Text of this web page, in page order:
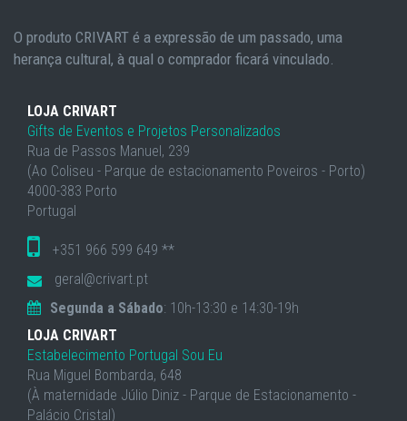
O produto CRIVART é a expressão de um passado, uma
herança cultural, à qual o comprador ficará vinculado.
LOJA CRIVART
Gifts de Eventos e Projetos Personalizados
Rua de Passos Manuel, 239
(Ao Coliseu - Parque de estacionamento Poveiros - Porto)
4000-383 Porto
Portugal
+351 966 599 649 **
geral@crivart.pt
Segunda a Sábado: 10h-13:30 e 14:30-19h
LOJA CRIVART
Estabelecimento Portugal Sou Eu
Rua Miguel Bombarda, 648
(À maternidade Júlio Diniz - Parque de Estacionamento -
Palácio Cristal)